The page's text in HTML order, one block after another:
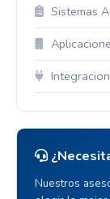
Sistemas
Nuestros